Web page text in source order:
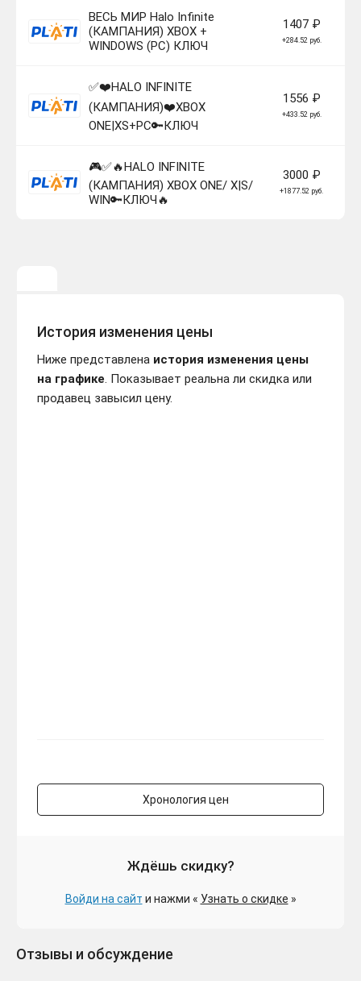
ВЕСЬ МИР Halo Infinite
(КАМПАНИЯ) XBOX +
WINDOWS (PC) КЛЮЧ
1407 ₽
+284.52 руб.
✅❤️HALO INFINITE
(КАМПАНИЯ)❤️XBOX
ONE|XS+PC🔑КЛЮЧ
1556 ₽
+433.52 руб.
🎮✅🔥HALO INFINITE
(КАМПАНИЯ) XBOX ONE/ X|S/
WIN🔑КЛЮЧ🔥
3000 ₽
+1877.52 руб.
История изменения цены
Ниже представлена история изменения цены
на графике. Показывает реальна ли скидка или
продавец завысил цену.
Хронология цен
Ждёшь скидку?
Войди на сайт и нажми « Узнать о скидке »
Отзывы и обсуждение